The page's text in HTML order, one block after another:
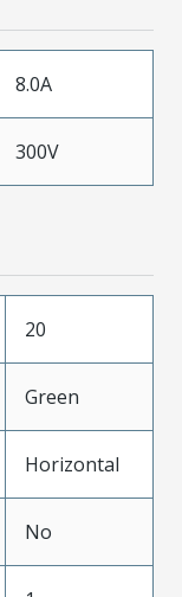
8.0A
300V
20
Green
Horizontal
No